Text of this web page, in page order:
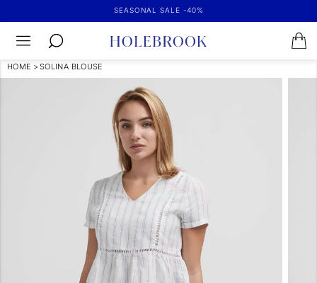
SEASONAL SALE -40%
HOME > SOLINA BLOUSE